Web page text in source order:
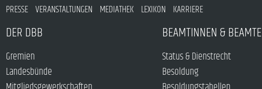
PRESSE VERANSTALTUNGEN MEDIATHEK LEXIKON KARRIERE
DER DBB
Gremien
Landesbünde
BEAMTINNEN & BEAMTE
Status & Dienstrecht
Besoldung